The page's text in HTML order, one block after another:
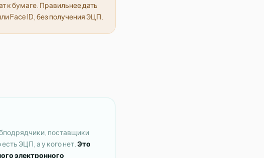
к бумаге. Правильнее дать
Face ID, без получения ЭЦП.
поставщики
ЭЦП, а у кого нет. Это
электронного